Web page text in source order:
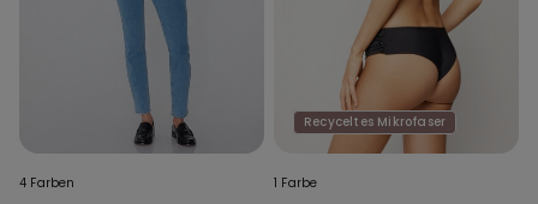
4 Farben
Recyceltes Mikrofaser
1 Farbe